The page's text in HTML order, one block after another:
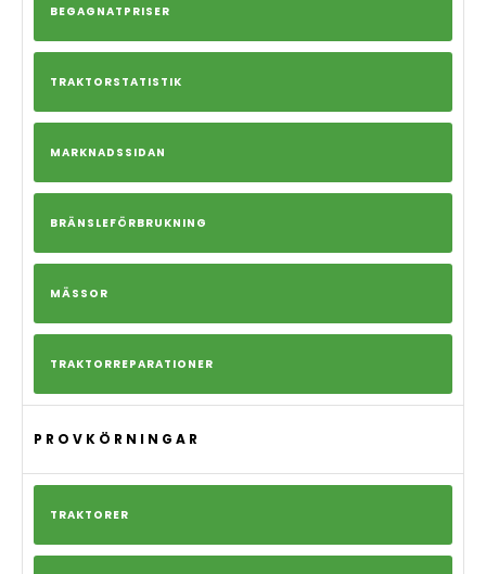
BEGAGNATPRISER
TRAKTORSTATISTIK
MARKNADSSIDAN
BRÄNSLEFÖRBRUKNING
MÄSSOR
TRAKTORREPARATIONER
PROVKÖRNINGAR
TRAKTORER